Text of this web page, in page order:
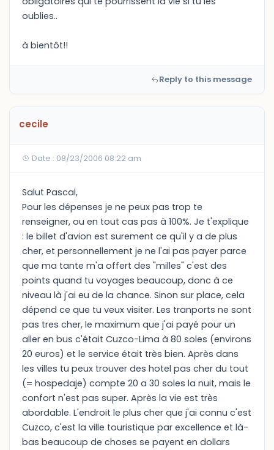
oublies..
à bientôt!!
Reply to this message
cecile
Date : 08/23/2006 08:22 am
Salut Pascal,
Pour les dépenses je ne peux pas trop te
renseigner, ou en tout cas pas à 100%. Je t'explique
: le billet d'avion est surement ce qu'il y a de plus
cher, et personnellement je ne l'ai pas payer parce
que ma tante m'a offert des "milles" c'est des
points quand tu voyages beaucoup, donc à ce
niveau là j'ai eu de la chance. Sinon sur place, cela
dépend ce que tu veux visiter. Les tranports ne sont
pas tres cher, le maximum que j'ai payé pour un
aller en bus c'était Cuzco-Lima à 80 soles (environs
20 euros) et le service était très bien. Après dans
les villes tu peux trouver des hotel pas cher du tout
(= hospedaje) compte 20 a 30 soles la nuit, mais le
confort n'est pas super. Après la vie est très
abordable. L'endroit le plus cher que j'ai connu c'est
Cuzco, c'est la ville touristique par excellence et là-
bas beaucoup de choses se payent en dollars